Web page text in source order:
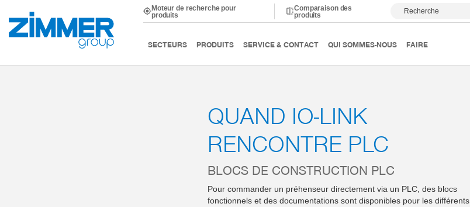
Moteur de recherche pour
produits
Comparaison des
produits
Recherche
SECTEURS PRODUITS SERVICE & CONTACT QUI SOMMES-NOUS FAIRE
Démarrage Communication/ Services numériques Blocs de construction PLC
QUAND IO-LINK
RENCONTRE PLC
BLOCS DE CONSTRUCTION PLC
Pour commander un préhenseur directement via un PLC, des blocs
fonctionnels et des documentations sont disponibles pour les différents